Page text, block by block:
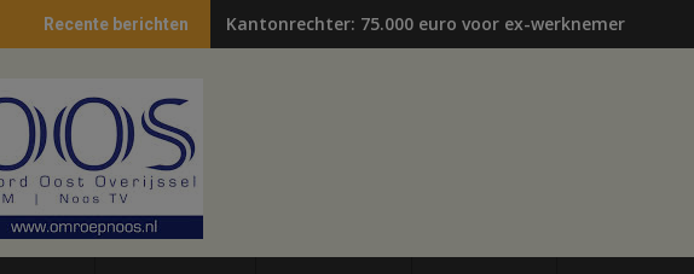
Recente berichten Kantonrechter: 75.000 euro voor ex-werknemers